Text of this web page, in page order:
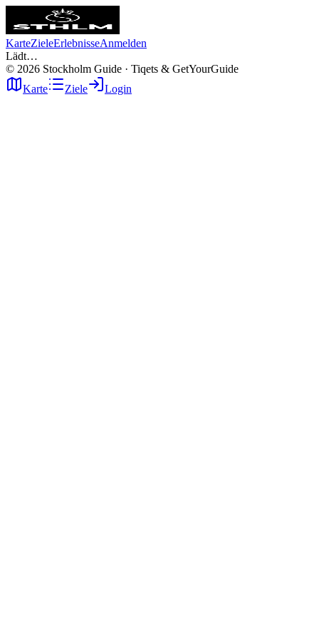
KarteZieleErlebnisseAnmelden
Lädt…
© 2026 Stockholm Guide · Tiqets & GetYourGuide
Karte
Ziele Login